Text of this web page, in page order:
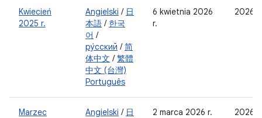
Kwiecień
2025 r.
Angielski / 日
本語 / 한국
어 /
ру́сский /简
体中文 /繁體
中文 (台灣)
Português
6 kwietnia 2026
r.
2026-
Marzec
Angielski / 日
2 marca 2026 r. 2026-